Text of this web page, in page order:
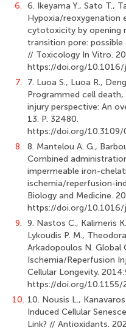
6. 6. Ikeyama Y., Sato T.,
Hypoxia/reoxygenation
cytotoxicity by opening
transition pore:
// Toxicology In Vitro.
https://doi.org/10.1016/
7.
7. Luoa S., Luoa R.,
Programmed cell
injury perspective: An
13. P. 32480.
https://doi.org/
8. 8. Mantelou A. G.,
Combined
impermeable iron-
ischemia/reperfusion-
Biology and Medicine.
https://doi.org/10.1016/
9. 9. Nastos C., Kalimeris
Lykoudis P. M.,
Arkadopoulos N. Global
Ischemia/Reperfusion
Cellular Longevity.
https://doi.org/
10. 10. Nousis L.,
Induced Cellular
Link? // Antioxidants.